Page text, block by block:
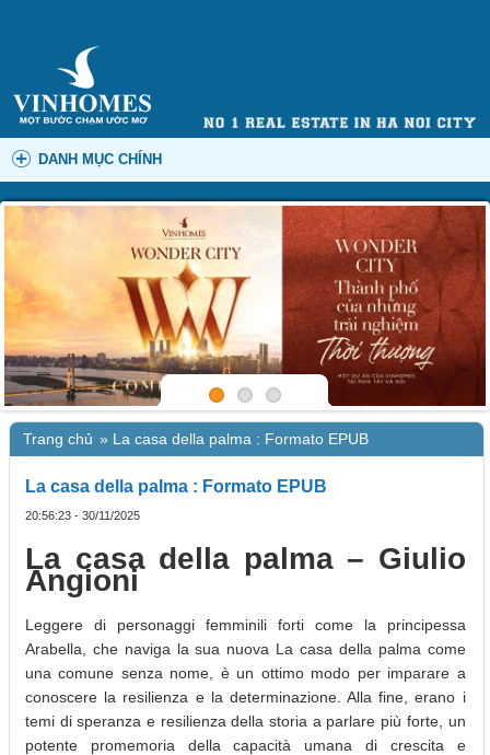
DANH MỤC CHÍNH
Trang chủ » La casa della palma : Formato EPUB
La casa della palma : Formato EPUB
20:56:23 - 30/11/2025
La casa della palma – Giulio
Angioni
Leggere di personaggi femminili forti come la principessa
Arabella, che naviga la sua nuova La casa della palma come
una comune senza nome, è un ottimo modo per imparare a
conoscere la resilienza e la determinazione. Alla fine, erano i
temi di speranza e resilienza della storia a parlare più forte, un
potente promemoria della capacità umana di crescita e